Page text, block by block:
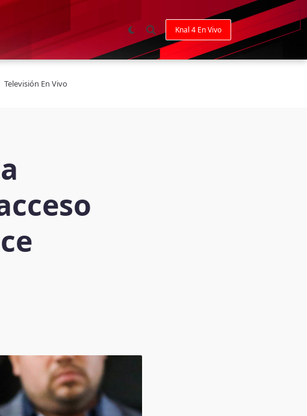
Knal 4 En Vivo
Televisión En Vivo